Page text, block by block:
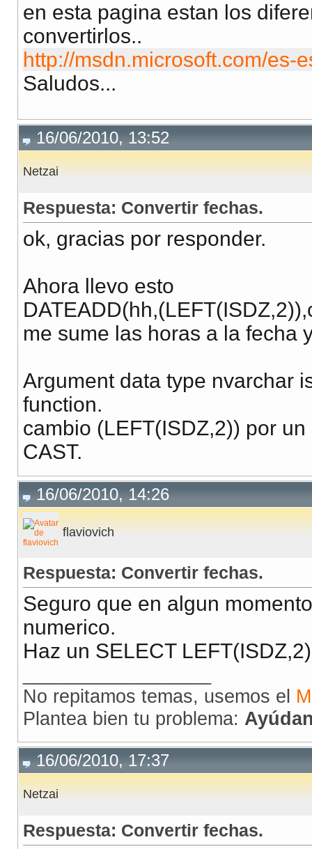
en esta pagina estan los
convertirlos..
http://msdn.microsoft.com/es-
Saludos...
16/06/2010, 13:52
Netzai
Respuesta: Convertir fechas.
ok, gracias por responder.
Ahora llevo esto
me sume las horas a la fecha
Argument data type nvarchar
function.
cambio (LEFT(ISDZ,2)) por
CAST.
16/06/2010, 14:26
flaviovich
Respuesta: Convertir fechas.
Seguro que en algun
numerico.
Haz un SELECT LEFT(ISDZ,2)
No repitamos temas, usemos el
Plantea bien tu problema:
16/06/2010, 17:37
Netzai
Respuesta: Convertir fechas.